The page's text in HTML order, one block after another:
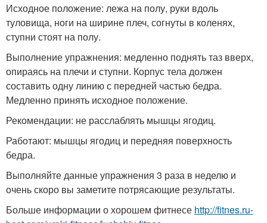
Исходное положение: лежа на полу, руки вдоль
туловища, ноги на ширине плеч, согнуты в коленях,
ступни стоят на полу.
Выполнение упражнения: медленно поднять таз вверх,
опираясь на плечи и ступни. Корпус тела должен
составить одну линию с передней частью бедра.
Медленно принять исходное положение.
Рекомендации: не расслаблять мышцы ягодиц.
Работают: мышцы ягодиц и передняя поверхность
бедра.
Выполняйте данные упражнения 3 раза в неделю и
очень скоро вы заметите потрясающие результаты.
Больше информации о хорошем фитнесе http://fitnes.ru-